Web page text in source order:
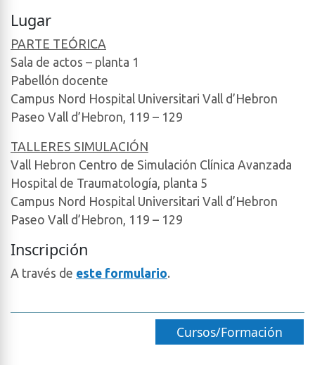
Lugar
PARTE TEÓRICA
Sala de actos – planta 1
Pabellón docente
Campus Nord Hospital Universitari Vall d’Hebron
Paseo Vall d’Hebron, 119 – 129
TALLERES SIMULACIÓN
Vall Hebron Centro de Simulación Clínica Avanzada
Hospital de Traumatología, planta 5
Campus Nord Hospital Universitari Vall d’Hebron
Paseo Vall d’Hebron, 119 – 129
Inscripción
A través de este formulario.
Cursos/Formación